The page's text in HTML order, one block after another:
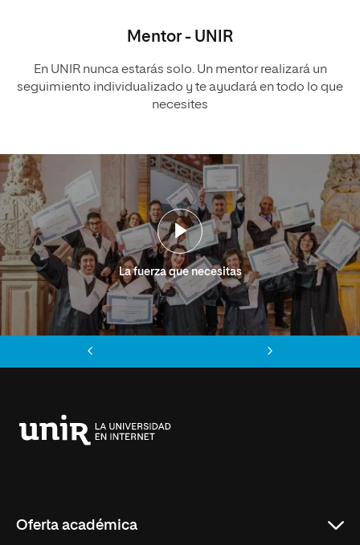
Mentor - UNIR
En UNIR nunca estarás solo. Un mentor realizará un
seguimiento individualizado y te ayudará en todo lo que
necesites
La fuerza que necesitas
Oferta académica